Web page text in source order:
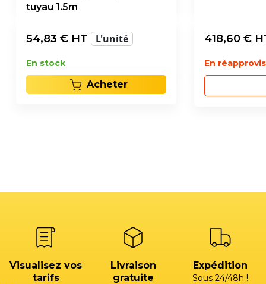
tuyau 1.5m
54,83 € HT L'unité
En stock
Acheter
418,60 €
En
Visualisez vos
tarifs
Livraison
gratuite
Expédition
Sous 24/48h !